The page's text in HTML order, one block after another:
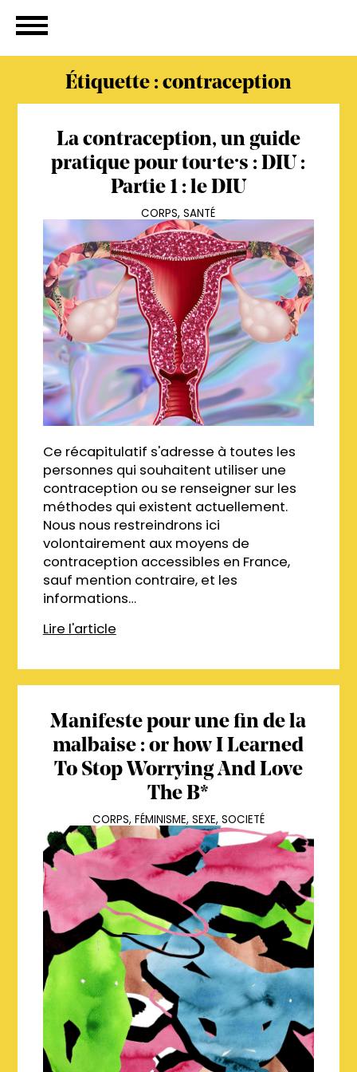
Étiquette : contraception
La contraception, un guide
pratique pour tou·te·s : DIU :
Partie 1 : le DIU
CORPS,SANTÉ
Ce récapitulatif s'adresse à toutes les
personnes qui souhaitent utiliser une
contraception ou se renseigner sur les
méthodes qui existent actuellement.
Nous nous restreindrons ici
volontairement aux moyens de
contraception accessibles en France,
sauf mention contraire, et les
informations…
Lire l'article
Manifeste pour une fin de la
malbaise : or how I Learned
To Stop Worrying And Love
The B*
CORPS, FÉMINISME, SEXE, SOCIETÉ